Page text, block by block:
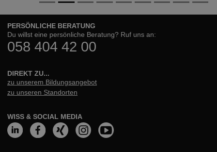
PERSÖNLICHE BERATUNG
Du willst eine persönliche Beratung? Ruf uns an:
058 404 42 00
DIREKT ZU...
zu unserem Bildungsangebot
zu unseren Standorten
WISS & SOCIAL MEDIA